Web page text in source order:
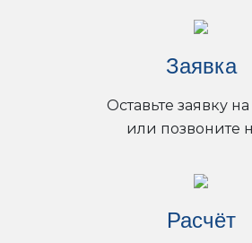
Заявка
Оставьте заявку на
или позвоните
Расчёт